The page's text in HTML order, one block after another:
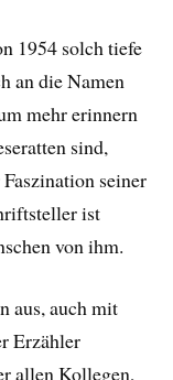
1954 solch tiefe
an die Namen
mehr erinnern
sind,
seiner
ist
von ihm.
aus, auch mit
Erzähler
allen Kollegen,